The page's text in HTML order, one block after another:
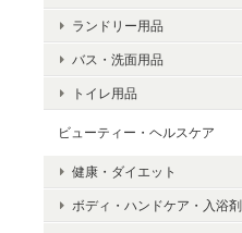
ランドリー用品
バス・洗面用品
トイレ用品
ビューティー・ヘルスケア
健康・ダイエット
ボディ・ハンドケア・入浴剤